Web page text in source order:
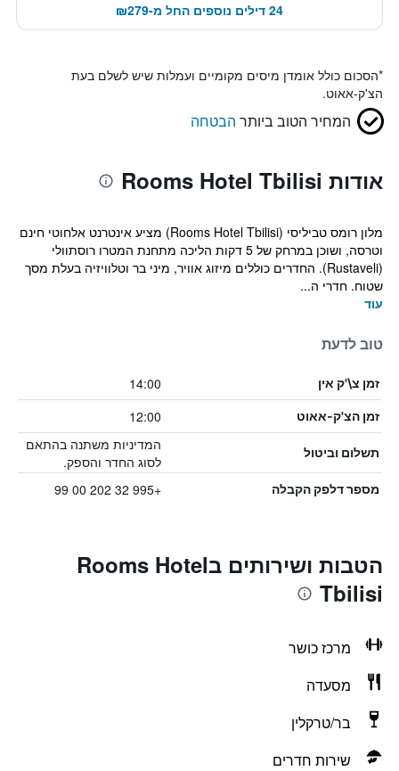
24 דילים נוספים החל מ-₪279
*הסכום כולל אומדן מיסים מקומיים ועמלות שיש לשלם בעת
הצ'ק-אאוט.
המחיר הטוב ביותר הבטחה
אודות Rooms Hotel Tbilisi
מלון רומס טביליסי (Rooms Hotel Tbilisi) מציע אינטרנט אלחוטי חינם
וטרסה, ושוכן במרחק של 5 דקות הליכה מתחנת המטרו רוסתוולי
(Rustaveli). החדרים כוללים מיזוג אוויר, מיני בר וטלוויזיה בעלת מסך
שטוח. חדרי ה...
עוד
טוב לדעת
זמן צ\'ק אין 14:00
זמן הצ'ק-אאוט 12:00
תשלום וביטול
המדיניות משתנה בהתאם
לסוג החדר והספק.
מספר דלפק הקבלה +995 32 202 00 99
הטבות ושירותים בRooms Hotel
Tbilisi
מרכז כושר
מסעדה
בר/טרקלין
שירות חדרים